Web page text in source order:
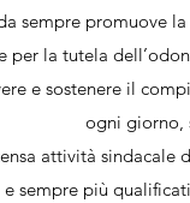
sempre promuove
per la tutela
e sostenere il
ogni giorno,
attività
sempre più